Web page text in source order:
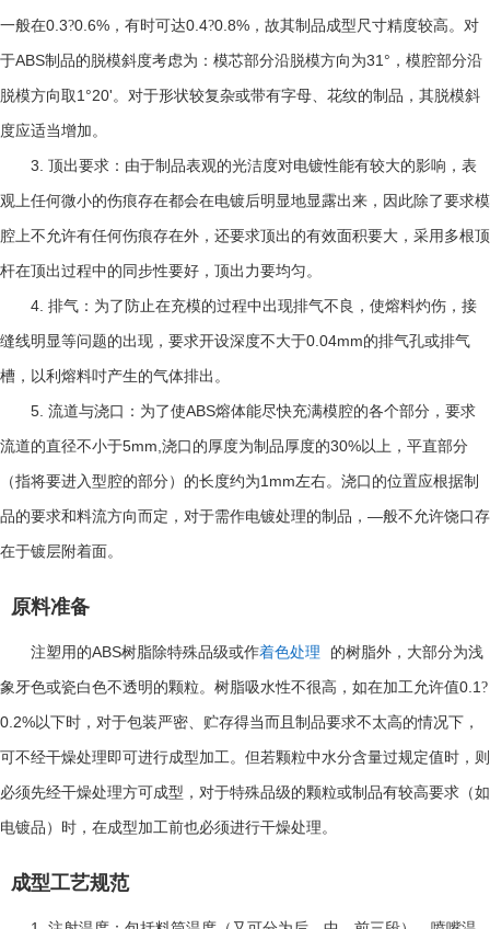
一般在0.3?0.6% ，有时可达0.4?0.8% ，故其制品成型尺寸精度较高。对
于ABS制品的脱模斜度考虑为：模芯部分沿脱模方向为31° ，模腔部分沿
脱模方向取 1°20'。对于形状较复杂或带有字母、花纹的制品，其脱模斜
度应适当增加。
3. 顶出要求：由于制品表观的光洁度对电镀性能有较大的影响，表
观上任何微小的伤痕存在都会在电镀后明显地显露出来，因此除了要求模
腔上不允许有任何伤痕存在外，还要求顶出的有效面积要大，采用多根顶
杆在顶出过程中的同步性要好，顶出力要均匀。
4. 排气：为了防止在充模的过程中出现排气不良，使熔料灼伤，接
缝线明显等问题的出现，要求开设深度不大于0.04mm的排气孔或排气
槽，以利熔料吋产生的气体排出。
5. 流道与浇口：为了使ABS熔体能尽快充满模腔的各个部分，要求
流道的直径不小于5mm, 浇口的厚度为制品厚度的30%以上，平直部分
（指将要进入型腔的部分）的长度约为1mm左右。浇口的位置应根据制
品的要求和料流方向而定，对于需作电镀处理的制品， —般不允许饶口存
在于镀层附着面。
原料准备
注塑用的ABS树脂除特殊品级或作着色处理 的树脂外，大部分为浅
象牙色或瓷白色不透明的颗粒。树脂吸水性不很高，如在加工允许值0.1 ?
0.2%以下时，对于包装严密、贮存得当而且制品要求不太高的情况下，
可不经干燥处理即可进行成型加工。但若颗粒中水分含量过规定值时，则
必须先经干燥处理方可成型，对于特殊品级的颗粒或制品有较高要求（如
电镀品）时，在成型加工前也必须进行干燥处理。
成型工艺规范